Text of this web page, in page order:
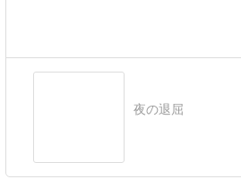
夜の退屈